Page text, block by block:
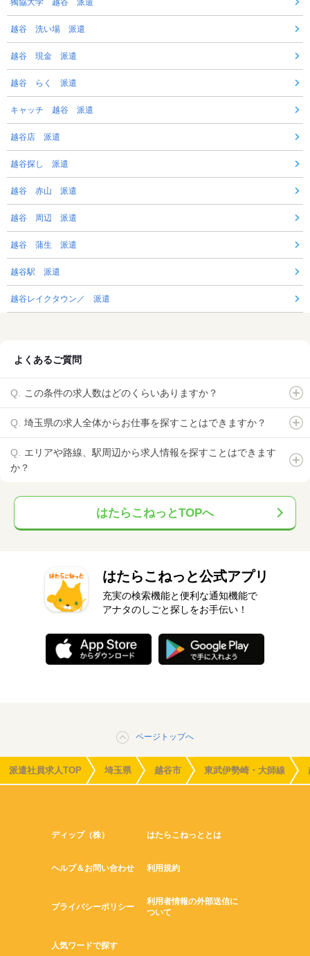
獨協大学 越谷 派遣
越谷 洗い場 派遣
越谷 現金 派遣
越谷 らく 派遣
キャッチ 越谷 派遣
越谷店 派遣
越谷探し 派遣
越谷 赤山 派遣
越谷 周辺 派遣
越谷 蒲生 派遣
越谷駅 派遣
越谷レイクタウン／ 派遣
よくあるご質問
この条件の求人数はどのくらいありますか？
埼玉県の求人全体からお仕事を探すことはできますか？
エリアや路線、駅周辺から求人情報を探すことはできます
か？
はたらこねっとTOPへ
はたらこねっと公式アプリ
充実の検索機能と便利な通知機能で
アナタのしごと探しをお手伝い！
ページトップへ
派遣社員求人TOP 埼玉県 越谷市 東武伊勢崎・大師線
ディップ（株） はたらこねっととは
ヘルプ＆お問い合わせ 利用規約
プライバシーポリシー
利用者情報の外部送信に
ついて
人気ワードで探す